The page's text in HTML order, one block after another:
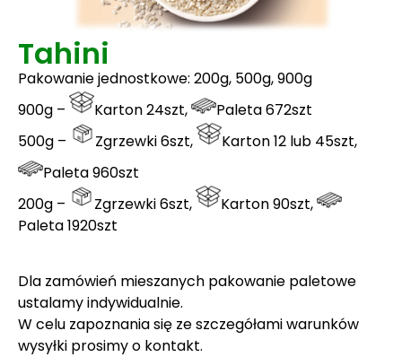
Tahini
Pakowanie jednostkowe: 200g, 500g, 900g
900g –
Karton 24szt,
Paleta 672szt
500g –
Zgrzewki 6szt,
Karton 12 lub 45szt,
Paleta 960szt
200g –
Zgrzewki 6szt,
Karton 90szt,
Paleta 1920szt
Dla zamówień mieszanych pakowanie paletowe
ustalamy indywidualnie.
W celu zapoznania się ze szczegółami warunków
wysyłki prosimy o kontakt.